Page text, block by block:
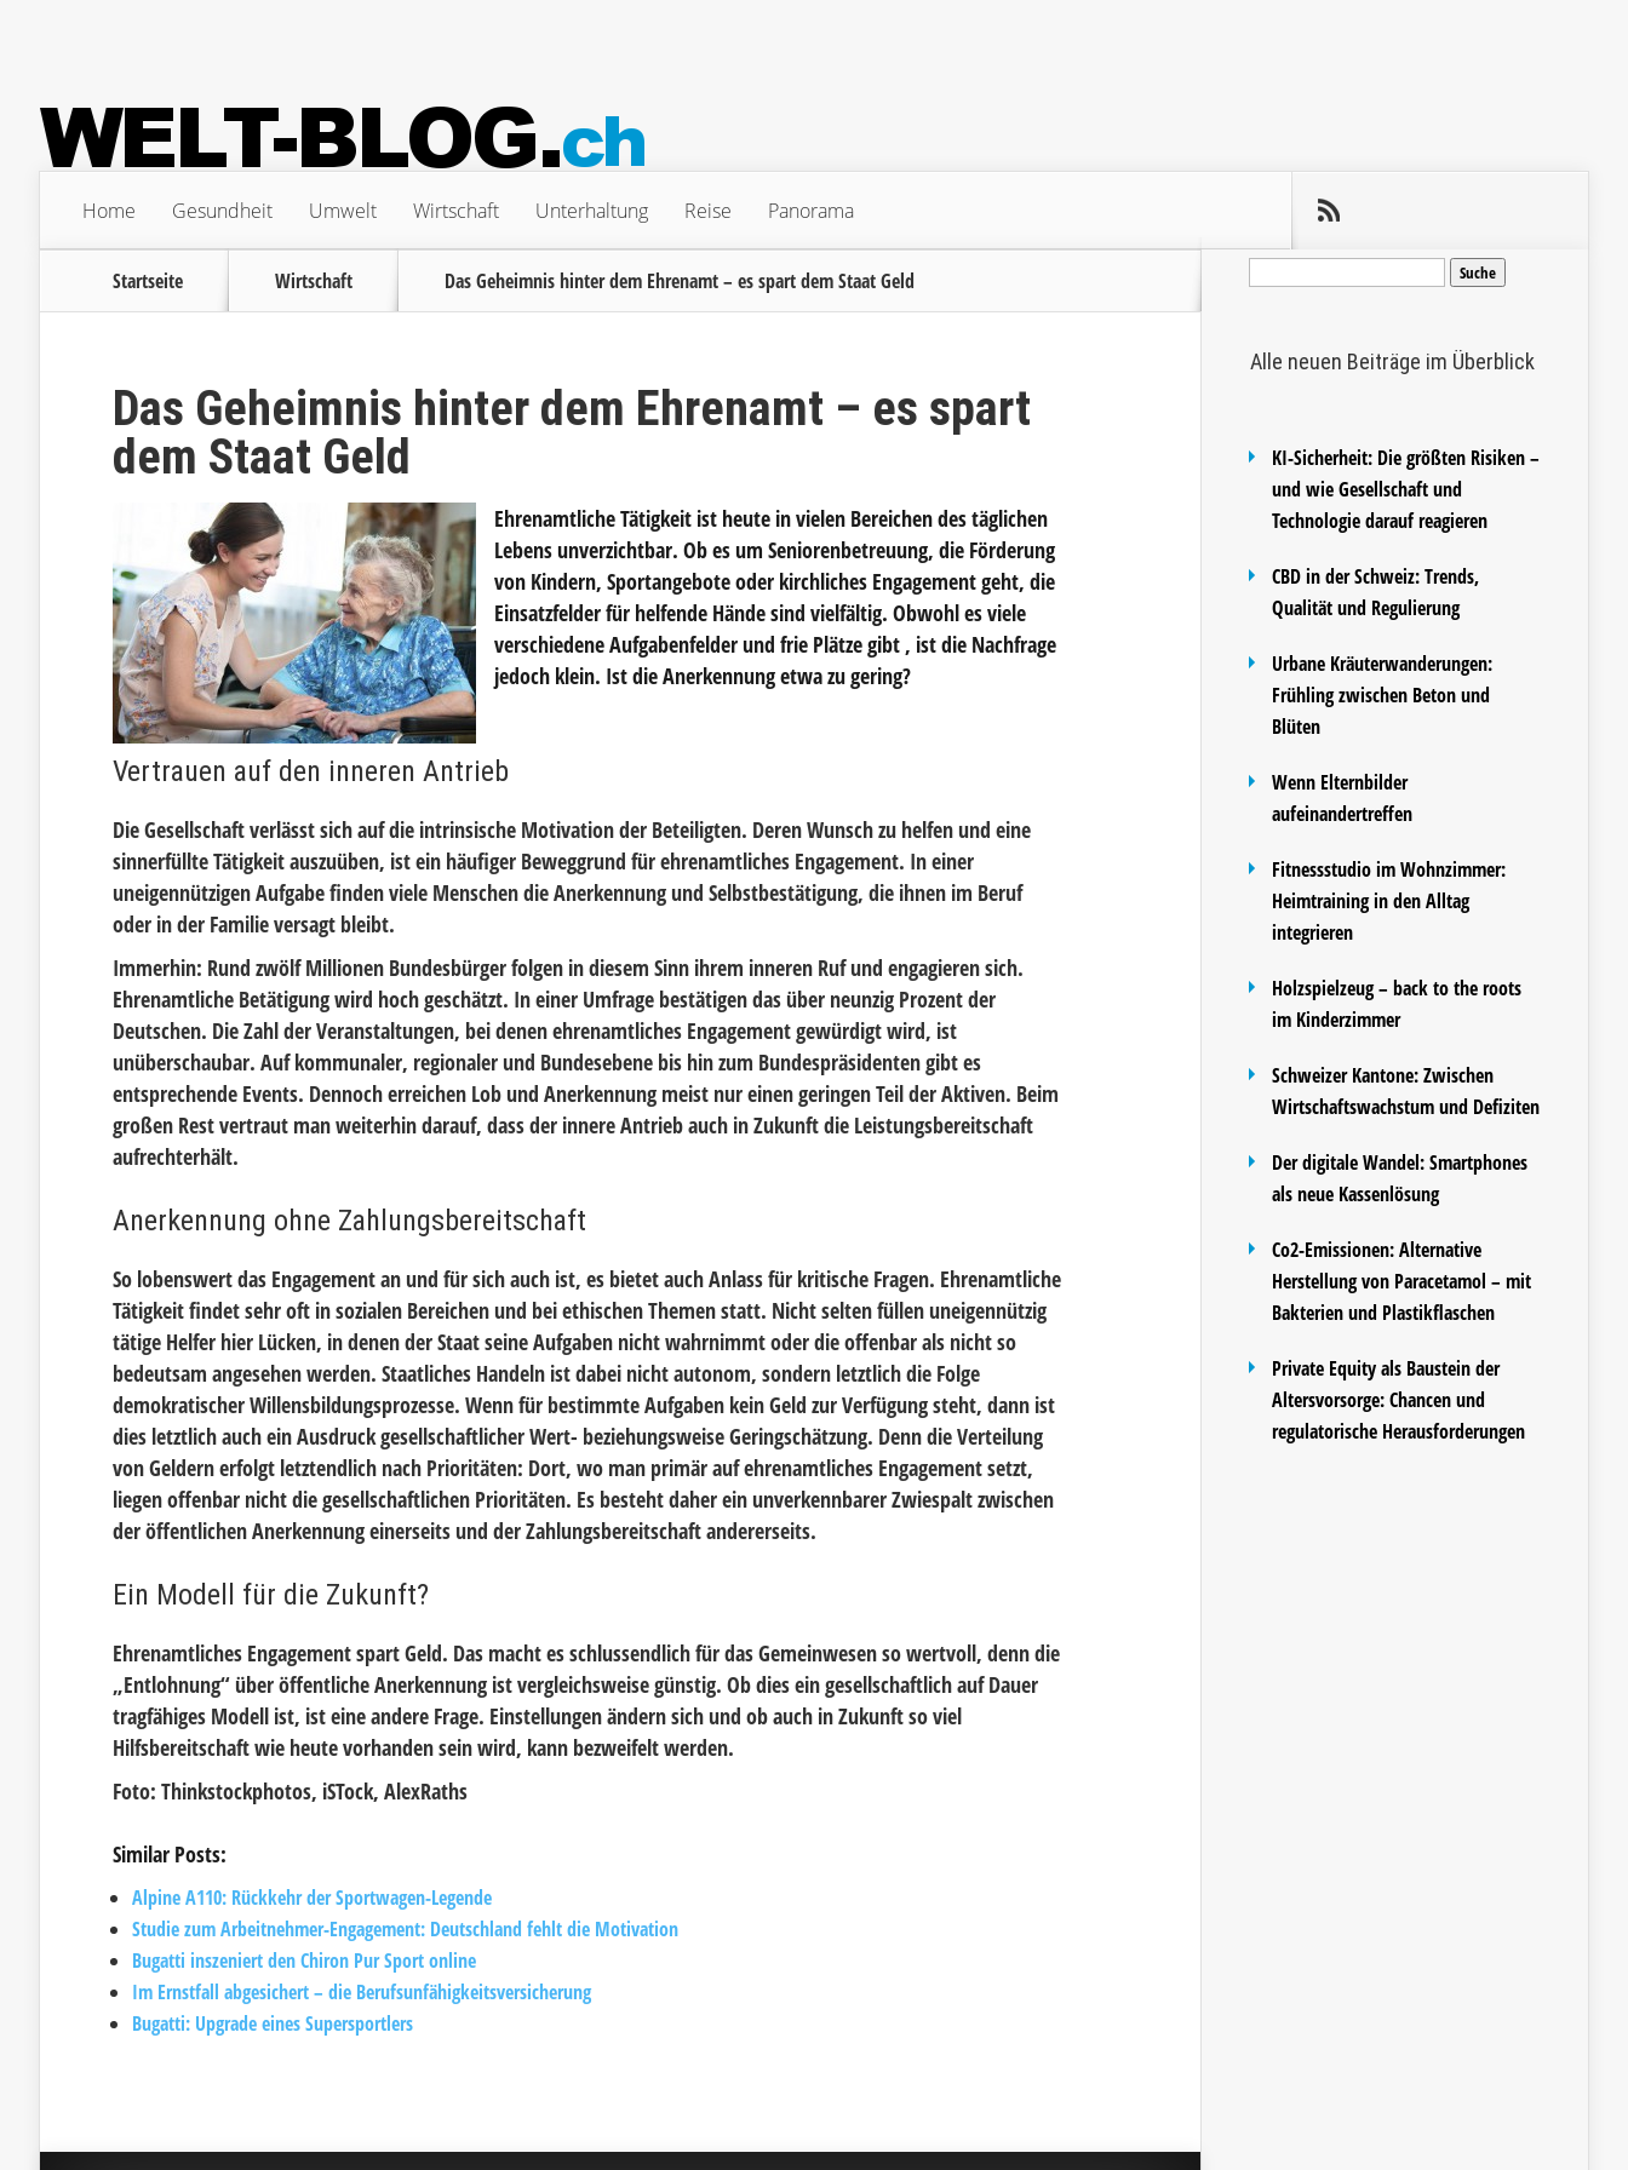
Home Gesundheit Umwelt Wirtschaft Unterhaltung Reise Panorama
Startseite Wirtschaft Das Geheimnis hinter dem Ehrenamt – es spart dem Staat Geld
Das Geheimnis hinter dem Ehrenamt – es spart
dem Staat Geld
Ehrenamtliche Tätigkeit ist heute in vielen Bereichen des täglichen
Lebens unverzichtbar. Ob es um Seniorenbetreuung, die Förderung
von Kindern, Sportangebote oder kirchliches Engagement geht, die
Einsatzfelder für helfende Hände sind vielfältig. Obwohl es viele
verschiedene Aufgabenfelder und frie Plätze gibt , ist die Nachfrage
jedoch klein. Ist die Anerkennung etwa zu gering?
Vertrauen auf den inneren Antrieb
Die Gesellschaft verlässt sich auf die intrinsische Motivation der Beteiligten. Deren Wunsch zu helfen und eine
sinnerfüllte Tätigkeit auszuüben, ist ein häufiger Beweggrund für ehrenamtliches Engagement. In einer
uneigennützigen Aufgabe finden viele Menschen die Anerkennung und Selbstbestätigung, die ihnen im Beruf
oder in der Familie versagt bleibt.
Immerhin: Rund zwölf Millionen Bundesbürger folgen in diesem Sinn ihrem inneren Ruf und engagieren sich.
Ehrenamtliche Betätigung wird hoch geschätzt. In einer Umfrage bestätigen das über neunzig Prozent der
Deutschen. Die Zahl der Veranstaltungen, bei denen ehrenamtliches Engagement gewürdigt wird, ist
unüberschaubar. Auf kommunaler, regionaler und Bundesebene bis hin zum Bundespräsidenten gibt es
entsprechende Events. Dennoch erreichen Lob und Anerkennung meist nur einen geringen Teil der Aktiven. Beim
großen Rest vertraut man weiterhin darauf, dass der innere Antrieb auch in Zukunft die Leistungsbereitschaft
aufrechterhält.
Anerkennung ohne Zahlungsbereitschaft
So lobenswert das Engagement an und für sich auch ist, es bietet auch Anlass für kritische Fragen. Ehrenamtliche
Tätigkeit findet sehr oft in sozialen Bereichen und bei ethischen Themen statt. Nicht selten füllen uneigennützig
tätige Helfer hier Lücken, in denen der Staat seine Aufgaben nicht wahrnimmt oder die offenbar als nicht so
bedeutsam angesehen werden. Staatliches Handeln ist dabei nicht autonom, sondern letztlich die Folge
demokratischer Willensbildungsprozesse. Wenn für bestimmte Aufgaben kein Geld zur Verfügung steht, dann ist
dies letztlich auch ein Ausdruck gesellschaftlicher Wert- beziehungsweise Geringschätzung. Denn die Verteilung
von Geldern erfolgt letztendlich nach Prioritäten: Dort, wo man primär auf ehrenamtliches Engagement setzt,
liegen offenbar nicht die gesellschaftlichen Prioritäten. Es besteht daher ein unverkennbarer Zwiespalt zwischen
der öffentlichen Anerkennung einerseits und der Zahlungsbereitschaft andererseits.
Ein Modell für die Zukunft?
Ehrenamtliches Engagement spart Geld. Das macht es schlussendlich für das Gemeinwesen so wertvoll, denn die
„Entlohnung“ über öffentliche Anerkennung ist vergleichsweise günstig. Ob dies ein gesellschaftlich auf Dauer
tragfähiges Modell ist, ist eine andere Frage. Einstellungen ändern sich und ob auch in Zukunft so viel
Hilfsbereitschaft wie heute vorhanden sein wird, kann bezweifelt werden.
Foto: Thinkstockphotos, iSTock, AlexRaths
Similar Posts:
Alpine A110: Rückkehr der Sportwagen-Legende
Studie zum Arbeitnehmer-Engagement: Deutschland fehlt die Motivation
Bugatti inszeniert den Chiron Pur Sport online
Im Ernstfall abgesichert – die Berufsunfähigkeitsversicherung
Bugatti: Upgrade eines Supersportlers
Suche
Alle neuen Beiträge im Überblick
KI-Sicherheit: Die größten Risiken –
und wie Gesellschaft und
Technologie darauf reagieren
CBD in der Schweiz: Trends,
Qualität und Regulierung
Urbane Kräuterwanderungen:
Frühling zwischen Beton und
Blüten
Wenn Elternbilder
aufeinandertreffen
Fitnessstudio im Wohnzimmer:
Heimtraining in den Alltag
integrieren
Holzspielzeug – back to the roots
im Kinderzimmer
Schweizer Kantone: Zwischen
Wirtschaftswachstum und Defiziten
Der digitale Wandel: Smartphones
als neue Kassenlösung
Co2-Emissionen: Alternative
Herstellung von Paracetamol – mit
Bakterien und Plastikflaschen
Private Equity als Baustein der
Altersvorsorge: Chancen und
regulatorische Herausforderungen